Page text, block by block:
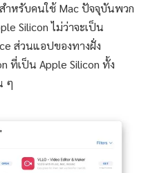
หรับคนใช้ Mac ปัจจุบันพวก
Silicon ไม่ว่าจะเป็น
ส่วนแอปของทางฝั่ง
ที่เป็น Apple Silicon ทั้ง
ๆ